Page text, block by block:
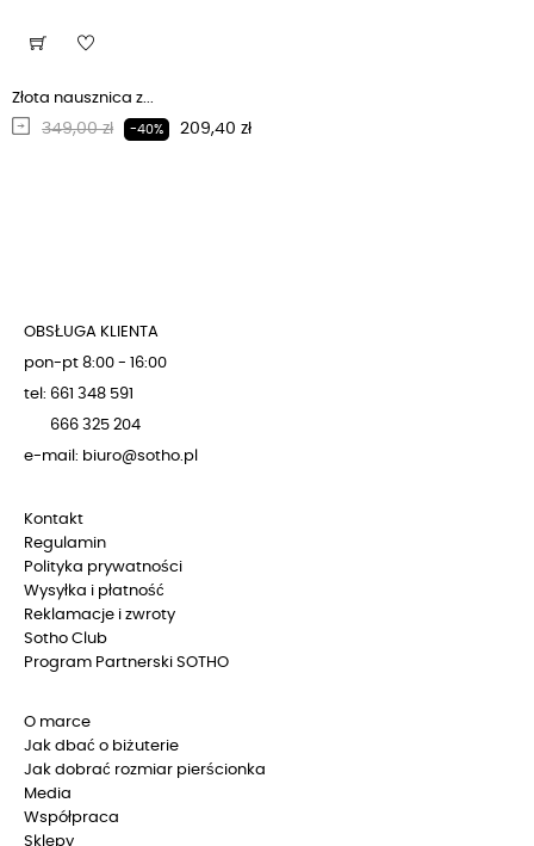
Złota nausznica z...
Regularna cena
349,00 zł -40% Cena
209,40 zł
OBSŁUGA KLIENTA
pon-pt 8:00 - 16:00
tel: 661 348 591
666 325 204
e-mail: biuro@sotho.pl
Kontakt
Regulamin
Polityka prywatności
Wysyłka i płatność
Reklamacje i zwroty
Sotho Club
Program Partnerski SOTHO
O marce
Jak dbać o biżuterie
Jak dobrać rozmiar pierścionka
Media
Współpraca
Sklepy